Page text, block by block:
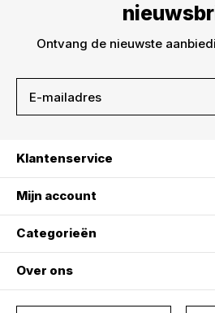
Ontvang de nieuwste
Klantenservice
Mijn account
Categorieën
Over ons